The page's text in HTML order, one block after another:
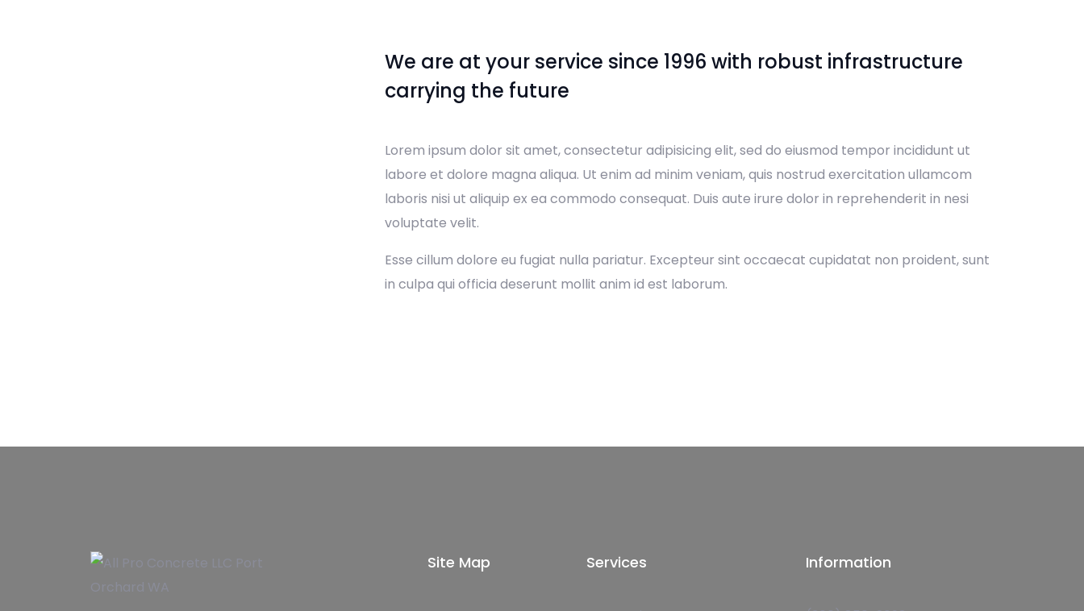
We are at your service since 1996 with robust infrastructure
carrying the future
Lorem ipsum dolor sit amet, consectetur adipisicing elit, sed do eiusmod tempor incididunt ut
labore et dolore magna aliqua. Ut enim ad minim veniam, quis nostrud exercitation ullamcom
laboris nisi ut aliquip ex ea commodo consequat. Duis aute irure dolor in reprehenderit in nesi
voluptate velit.
Esse cillum dolore eu fugiat nulla pariatur. Excepteur sint occaecat cupidatat non proident, sunt
in culpa qui officia deserunt mollit anim id est laborum.
Site Map Services Information